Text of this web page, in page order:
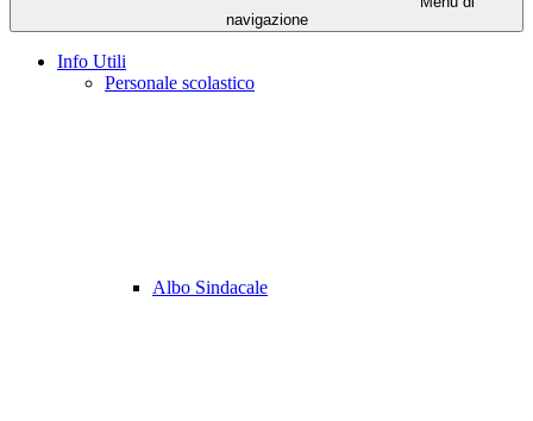
navigazione
Info Utili
Personale scolastico
Albo Sindacale